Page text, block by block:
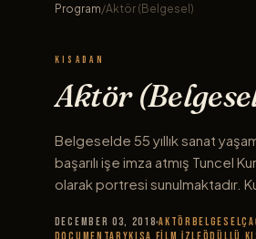
Program/Aktör (Belgesel)
KISADAN
Aktör
Belgeselde 55 yıllık sanat
başarılı işe imza atmış Tuncel
olarak portresi sunulmaktadır.
December 03, 2018 Aktör Belgesel